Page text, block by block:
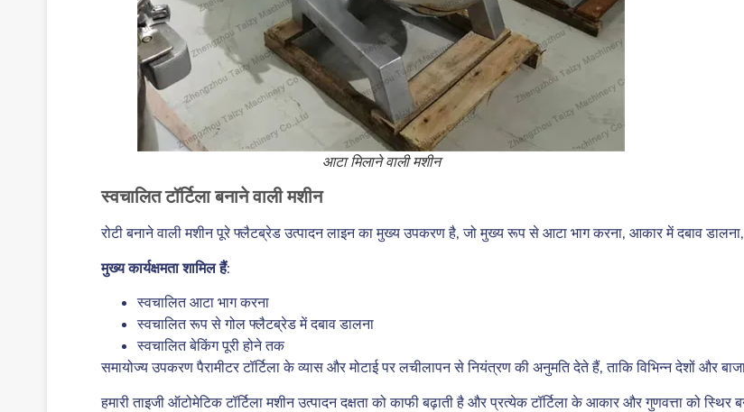
आटा मिलाने वाली मशीन
स्वचालित टॉर्टिला बनाने वाली मशीन
रोटी बनाने वाली मशीन पूरे फ्लैटब्रेड उत्पादन लाइन का मुख्य उपकरण है, जो मुख्य रूप से आटा भाग करना, आकार में दबाव
मुख्य कार्यक्षमता शामिल हैं:
स्वचालित आटा भाग करना
स्वचालित रूप से गोल फ्लैटब्रेड में दबाव डालना
स्वचालित बेकिंग पूरी होने तक
समायोज्य उपकरण पैरामीटर टॉर्टिला के व्यास और मोटाई पर लचीलापन से नियंत्रण की अनुमति देते हैं, ताकि विभिन्न देशों और
हमारी ताइजी ऑटोमेटिक टॉर्टिला मशीन उत्पादन दक्षता को काफी बढ़ाती है और प्रत्येक टॉर्टिला के आकार और गुणवत्ता को स्थिर